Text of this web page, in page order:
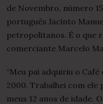
de Novembro, número
português Jacinto
petropolitanos. É o que
comerciante Marcelo
“Meu pai adquiriu o Café
2000. Trabalhei com ele
meus 12 anos de idade.